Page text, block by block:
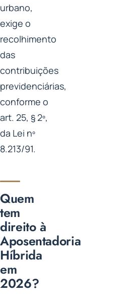
urbano,
exige o
recolhimento
das
contribuições
previdenciárias,
conforme o
art. 25, § 2º,
da Lei nº
8.213/91.
Quem
tem
direito à
Aposentadoria
Híbrida
em
2026?